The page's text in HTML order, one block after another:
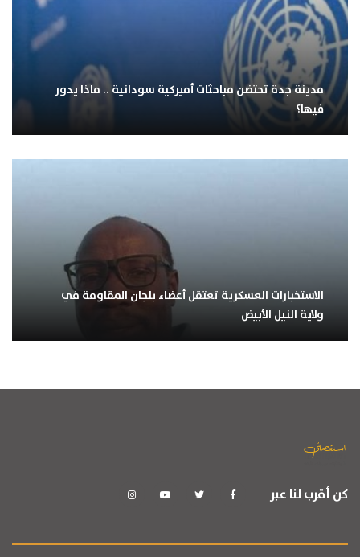
مدينة جدة تحتضن مباحثات أميركية سودانية .. ماذا يدور
فيها؟
الاستخبارات العسكرية تعتقل أعضاء بلجان المقاومة في
ولاية النيل الأبيض
كن أقرب لنا عبر